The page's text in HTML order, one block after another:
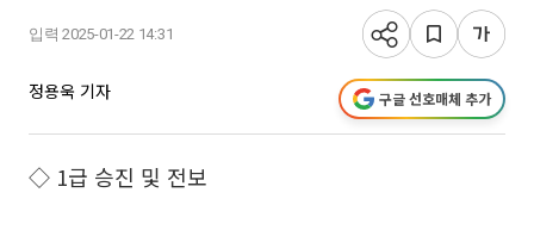
입력 2025-01-22 14:31
정용욱 기자 구글 선호매체 추가
◇ 1급 승진 및 전보